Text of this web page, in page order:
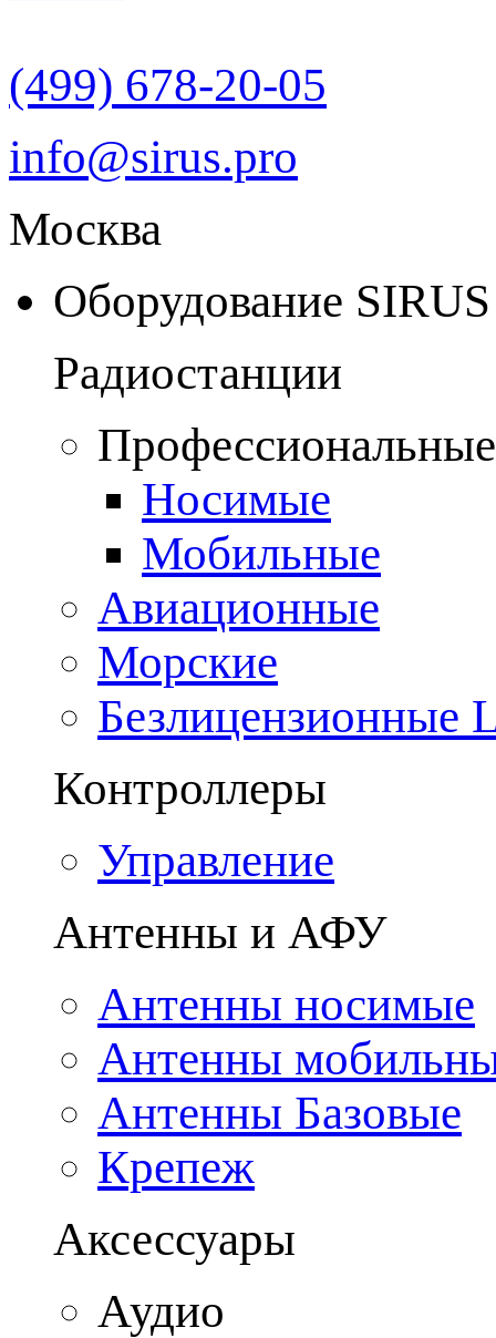
(499) 678-20-05
info@sirus.pro
Москва
Оборудование SIRUS
Радиостанции
Носимые
Мобильные
Авиационные
Морские
Безлицензионные
Контроллеры
Управление
Антенны и АФУ
Антенны носимые
Антенны
Антенны Базовые
Крепеж
Аксессуары
Аудио